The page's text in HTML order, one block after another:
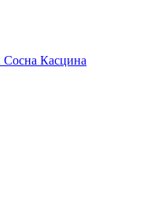
Сосна Касцина